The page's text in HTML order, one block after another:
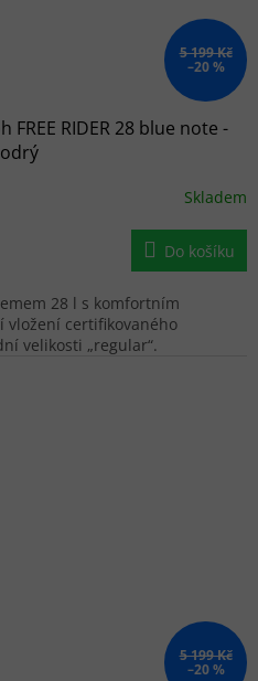
5 199 Kč
–20 %
FREE RIDER 28 blue note -
Skladem
Do košíku
28 l s komfortním
vložení certifikovaného
velikosti „regular“.
5 199 Kč
–20 %